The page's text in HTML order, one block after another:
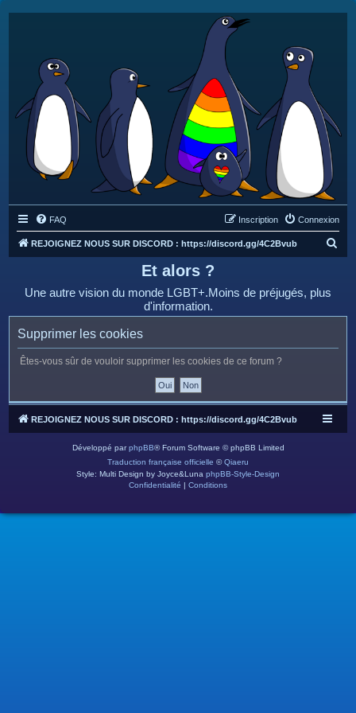
FAQ Connexion
Inscription
REJOIGNEZ NOUS SUR DISCORD : https://discord.gg/4C2Bvub
e
Et alors ?
Une autre vision du monde LGBT+.Moins de préjugés, plus
d'information.
Supprimer les cookies
Êtes-vous sûr de vouloir supprimer les cookies de ce forum ?
REJOIGNEZ NOUS SUR DISCORD : https://discord.gg/4C2Bvub
Développé parphpBB® Forum Software © phpBB Limited
Traduction française officielle ©Qiaeru
Style: Multi Design by Joyce&Luna phpBB-Style-Design
Confidentialité | Conditions